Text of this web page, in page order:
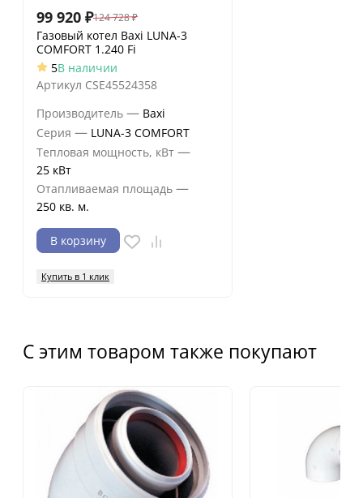
99 920 ₽124 728 ₽
Газовый котел Baxi LUNA-3
COMFORT 1.240 Fi
5В наличии
Артикул CSE45524358
Производитель — Baxi
Серия — LUNA-3 COMFORT
Тепловая мощность, кВт —
25 кВт
Отапливаемая площадь —
250 кв. м.
В корзину
Купить в 1 клик
С этим товаром также покупают